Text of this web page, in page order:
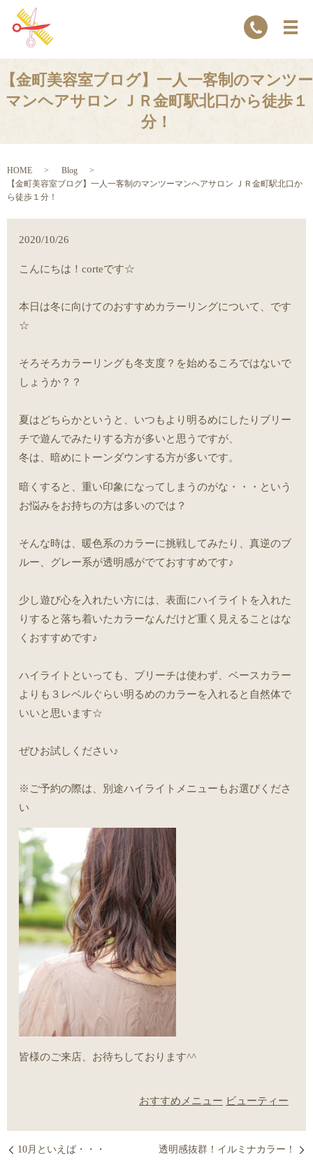
【金町美容室ブログ】一人一客制のマンツー
マンヘアサロン ＪＲ金町駅北口から徒歩１
分！
HOME
Blog
【金町美容室ブログ】一人一客制のマンツーマンヘアサロン ＪＲ金町駅北口か
ら徒歩１分！
2020/10/26
こんにちは！corteです☆
本日は冬に向けてのおすすめカラーリングについて、です
☆
そろそろカラーリングも冬支度？を始めるころではないで
しょうか？？
夏はどちらかというと、いつもより明るめにしたりブリー
チで遊んでみたりする方が多いと思うですが、
冬は、暗めにトーンダウンする方が多いです。
暗くすると、重い印象になってしまうのがな・・・という
お悩みをお持ちの方は多いのでは？
そんな時は、暖色系のカラーに挑戦してみたり、真逆のブ
ルー、グレー系が透明感がでておすすめです♪
少し遊び心を入れたい方には、表面にハイライトを入れた
りすると落ち着いたカラーなんだけど重く見えることはな
くおすすめです♪
ハイライトといっても、ブリーチは使わず、ベースカラー
よりも３レベルぐらい明るめのカラーを入れると自然体で
いいと思います☆
ぜひお試しください♪
※ご予約の際は、別途ハイライトメニューもお選びくださ
い
皆様のご来店、お待ちしております^^
おすすめメニュー ビューティー
10月といえば・・・ 透明感抜群！イルミナカラー！